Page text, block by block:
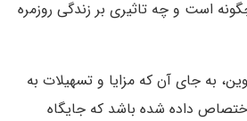
است و چه تاثیری بر زندگی روزمره
به جای آن که مزایا و تسهیلات به
اختصاص داده شده باشد که جایگاه